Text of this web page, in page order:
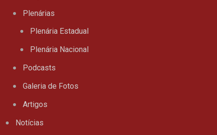
Plenárias
Plenária Estadual
Plenária Nacional
Podcasts
Galeria de Fotos
Artigos
Notícias